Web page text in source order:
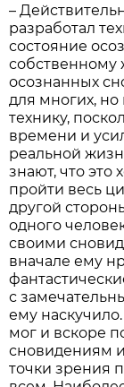
–
разработал
состояние
осознанных
для многих, но
технику,
времени и
реальной
знают, что это
пройти весь
другой
одного
своими
вначале ему
с
ему
мог и вскоре
сновидениям
точки зрения